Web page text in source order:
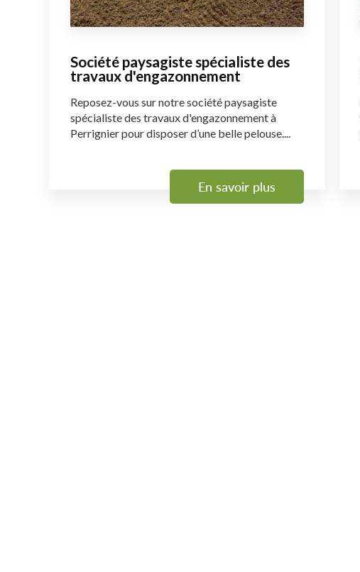
Société paysagiste spécialiste des
travaux d'engazonnement
Reposez-vous sur notre société paysagiste
spécialiste des travaux d'engazonnement à
Perrignier pour disposer d’une belle pelouse....
En savoir plus